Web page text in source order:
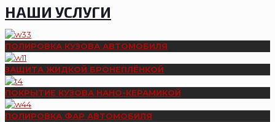
НАШИ УСЛУГИ
ПОЛИРОВКА КУЗОВА АВТОМОБИЛЯ
ЗАЩИТА ЖИДКОЙ БРОНЕПЛЁНКОЙ
ПОКРЫТИЕ КУЗОВА НАНО-КЕРАМИКОЙ
ПОЛИРОВКА ФАР АВТОМОБИЛЯ